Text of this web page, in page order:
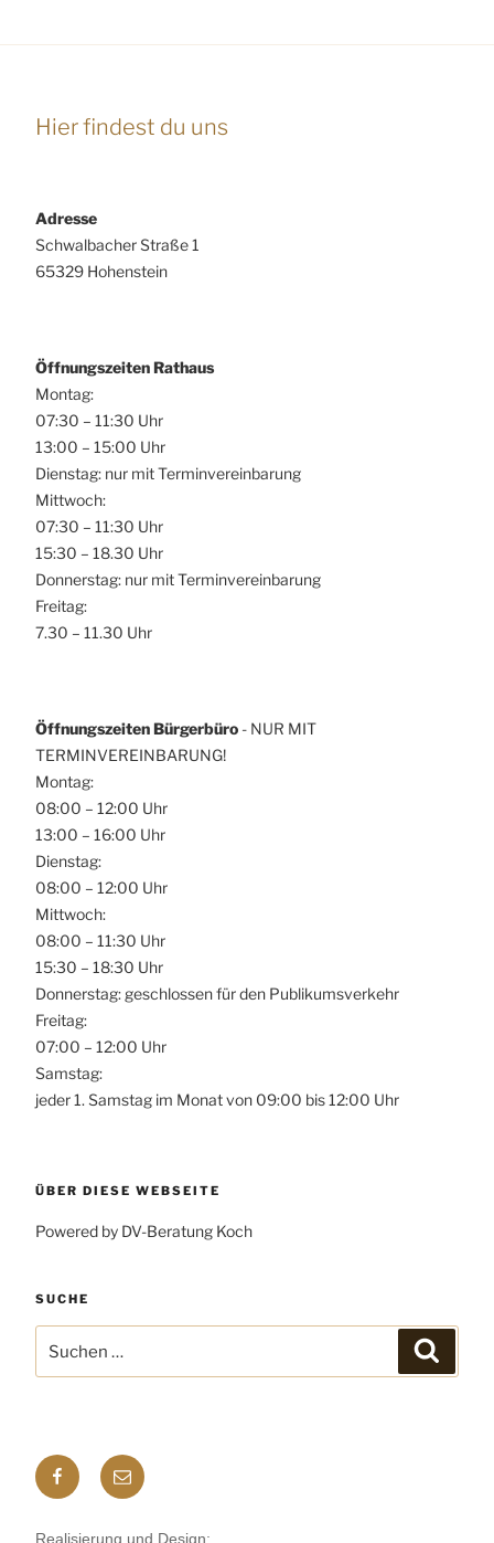
Hier findest du uns
Adresse
Schwalbacher Straße 1
65329 Hohenstein
Öffnungszeiten Rathaus
Montag:
07:30 – 11:30 Uhr
13:00 – 15:00 Uhr
Dienstag: nur mit Terminvereinbarung
Mittwoch:
07:30 – 11:30 Uhr
15:30 – 18.30 Uhr
Donnerstag: nur mit Terminvereinbarung
Freitag:
7.30 – 11.30 Uhr
Öffnungszeiten Bürgerbüro - NUR MIT
TERMINVEREINBARUNG!
Montag:
08:00 – 12:00 Uhr
13:00 – 16:00 Uhr
Dienstag:
08:00 – 12:00 Uhr
Mittwoch:
08:00 – 11:30 Uhr
15:30 – 18:30 Uhr
Donnerstag: geschlossen für den Publikumsverkehr
Freitag:
07:00 – 12:00 Uhr
Samstag:
jeder 1. Samstag im Monat von 09:00 bis 12:00 Uhr
ÜBER DIESE WEBSEITE
Powered by DV-Beratung Koch
SUCHE
nach:
Facebook
E-
mail
Realisierung und Design: